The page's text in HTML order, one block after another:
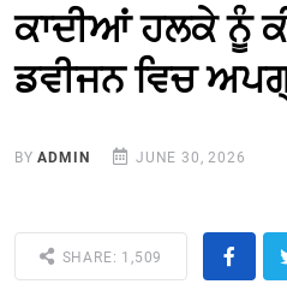
ਕਾਦੀਆਂ ਹਲਕੇ ਨੂੰ
ਡਵੀਜਨ ਵਿਚ
BYADMIN JUNE 30, 2026
SHARE: 1,509